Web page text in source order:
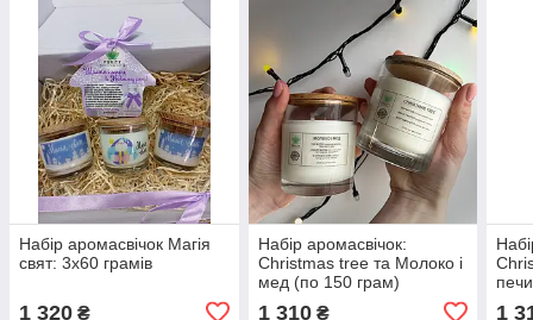
Набір аромасвічок Магія
свят: 3х60 грамів
1 320 ₴
Набір аромасвічок:
Christmas tree та Молоко і
мед (по 150 грам)
1 310₴ 1